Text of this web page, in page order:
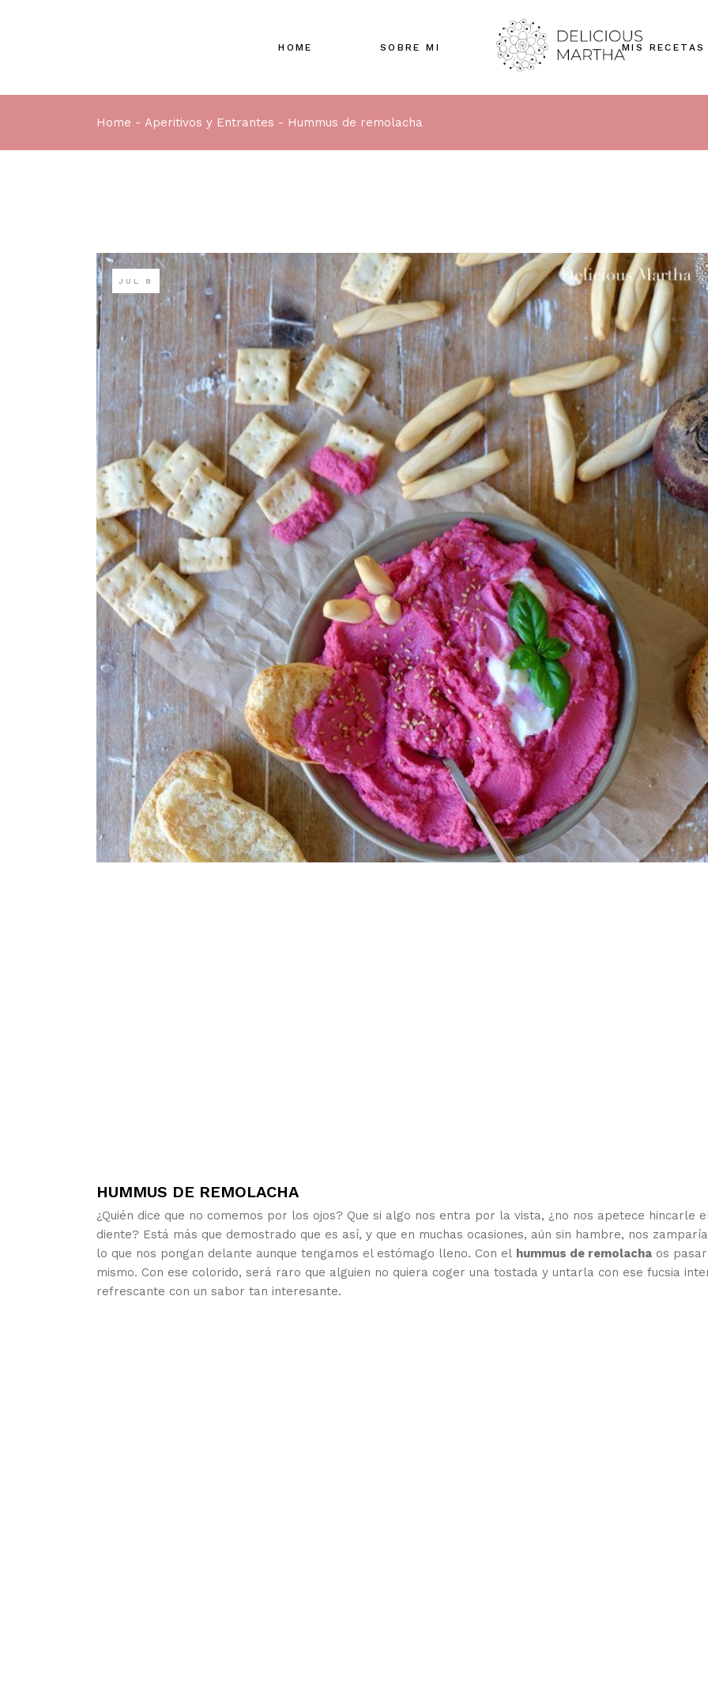
HOME SOBRE MI MIS RECETAS
Home Aperitivos y Entrantes Hummus de remolacha
JUL 8
HUMMUS DE REMOLACHA
¿Quién dice que no comemos por los ojos? Que si algo nos entra por la vista, ¿no nos apetece hincarle
diente? Está más que demostrado que es así, y que en muchas ocasiones, aún sin hambre, nos
lo que nos pongan delante aunque tengamos el estómago lleno. Con el hummus de remolacha os
mismo. Con ese colorido, será raro que alguien no quiera coger una tostada y untarla con ese fucsia
refrescante con un sabor tan interesante.